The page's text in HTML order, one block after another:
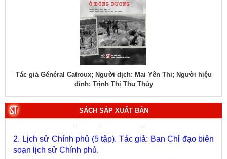
Người dịch: Mai Yên Thi; Người hiệu
đính: Trịnh Thị Thu Thủy
Tác giả Đại tướng Võ
SÁCH SẮP XUẤT BẢN
1. Bác Hồ ở Pháp. Tác giả: Bảo tàng Hồ Chí Minh.
2. Lịch sử Chính phủ (5 tập). Tác giả: Ban Chỉ đạo biên
soạn lịch sử Chính phủ.
3. Việt Nam: Từ kỷ nguyên dựng nước đến kỷ nguyên